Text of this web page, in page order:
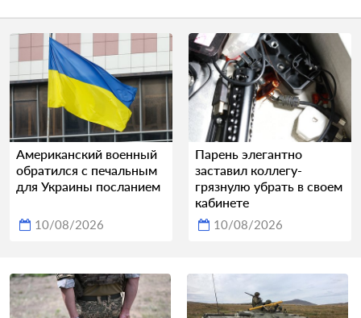
Американский военный
обратился с печальным
для Украины посланием
10/08/2026
Парень элегантно
заставил коллегу-
грязнулю убрать в своем
кабинете
10/08/2026